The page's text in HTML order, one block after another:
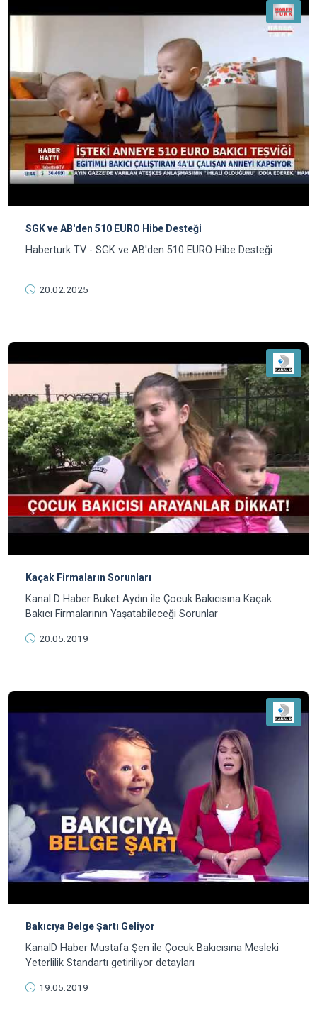
SGK ve AB'den 510 EURO Hibe Desteği
Haberturk TV - SGK ve AB'den 510 EURO Hibe Desteği
20.02.2025
Kaçak Firmaların Sorunları
Kanal D Haber Buket Aydın ile Çocuk Bakıcısına Kaçak
Bakıcı Firmalarının Yaşatabileceği Sorunlar
20.05.2019
Bakıcıya Belge Şartı Geliyor
KanalD Haber Mustafa Şen ile Çocuk Bakıcısına Mesleki
Yeterlilik Standartı getiriliyor detayları
19.05.2019